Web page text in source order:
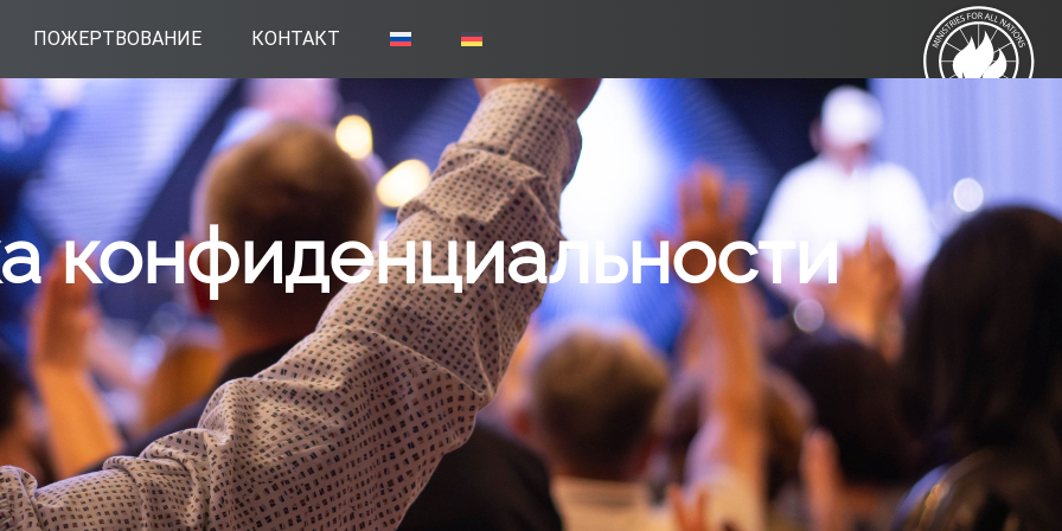
ПОЖЕРТВОВАНИЕ КОНТАКТ
конфиденциальности